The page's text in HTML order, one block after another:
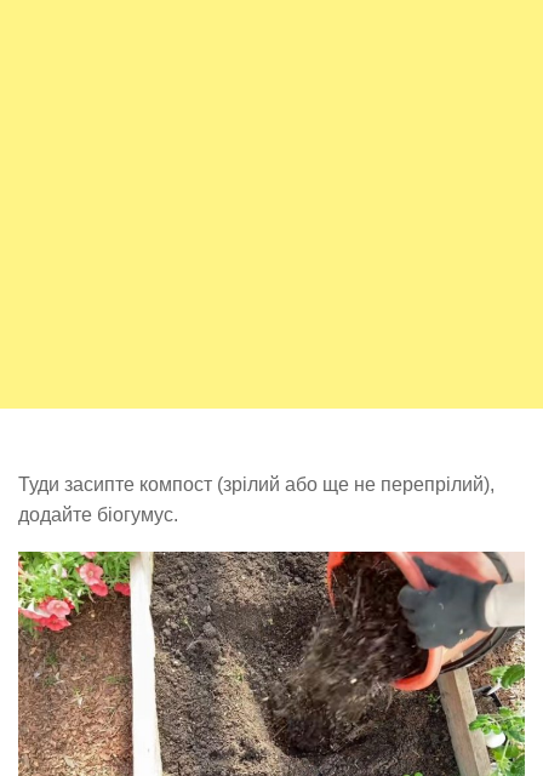
Туди засипте компост (зрілий або ще не перепрілий),
додайте біогумус.